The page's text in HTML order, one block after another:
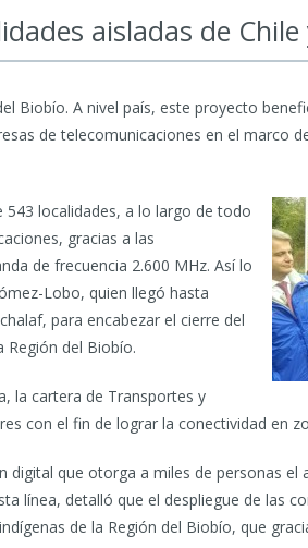
aisladas de
Biobío. A nivel país, este proyecto
de telecomunicaciones en el marco
localidades, a lo largo de todo
gracias a las
de frecuencia 2.600 MHz. Así lo
Lobo, quien llegó hasta
para encabezar el cierre del
Región del Biobío.
la cartera de Transportes y
con el fin de lograr la conectividad en
digital que otorga a miles de personas
línea, detalló que el despliegue de las
de la Región del Biobío, que